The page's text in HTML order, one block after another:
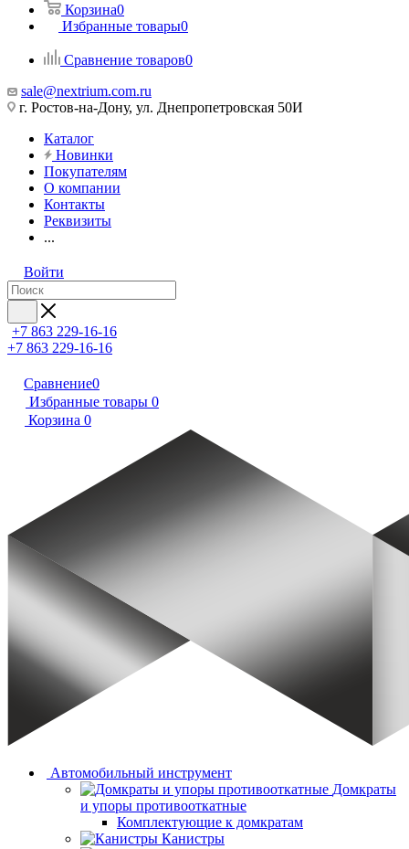
Корзина0
Избранные товары0
Сравнение товаров0
sale@nextrium.com.ru
г. Ростов-на-Дону, ул. Днепропетровская 50И
Каталог
Новинки
Покупателям
О компании
Контакты
Реквизиты
...
Войти
+7 863 229-16-16
+7 863 229-16-16
Сравнение0
Избранные товары 0
Корзина 0
Автомобильный инструмент
Домкраты
и упоры противооткатные
Комплектующие к домкратам
Канистры